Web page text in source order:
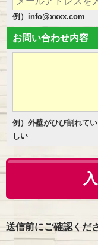
例）info@xxxx.com
お問い合わせ内容
例）外壁がひび割れて
しい
送信前にご確認くだ